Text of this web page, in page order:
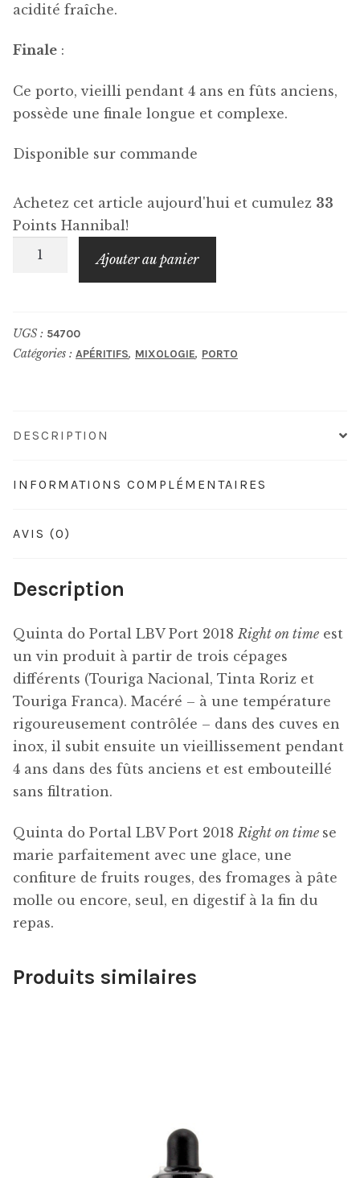
acidité fraîche.
Finale :
Ce porto, vieilli pendant 4 ans en fûts anciens,
possède une finale longue et complexe.
Disponible sur commande
Achetez cet article aujourd'hui et cumulez 33
Points Hannibal!
quantité
DO
PORTAL
Ajouter au panier
UGS : 54700
Catégories : APÉRITIFS, MIXOLOGIE, PORTO
DESCRIPTION
INFORMATIONS COMPLÉMENTAIRES
AVIS (0)
Description
Quinta do Portal LBV Port 2018Right on time est
un vin produit à partir de trois cépages
différents (Touriga Nacional, Tinta Roriz et
Touriga Franca). Macéré – à une température
rigoureusement contrôlée – dans des cuves en
inox, il subit ensuite un vieillissement pendant
4 ans dans des fûts anciens et est embouteillé
sans filtration.
Quinta do Portal LBV Port 2018 Right on time se
marie parfaitement avec une glace, une
confiture de fruits rouges, des fromages à pâte
molle ou encore, seul, en digestif à la fin du
repas.
Produits similaires